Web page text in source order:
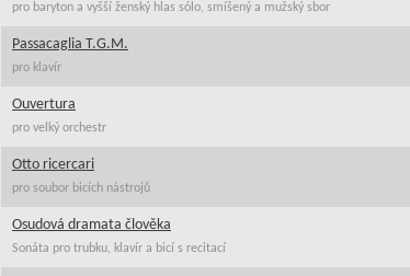
pro baryton a vyšší ženský hlas sólo, smíšený a mužský sbor
Passacaglia T.G.M.
pro klavír
Ouvertura
pro velký orchestr
Otto ricercari
pro soubor bicích nástrojů
Osudová dramata člověka
Sonáta pro trubku, klavír a bicí s recitací